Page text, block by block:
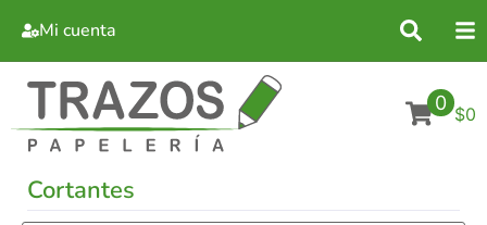
Mi cuenta
0 $0
Cortantes